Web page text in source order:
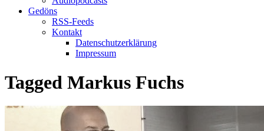
Gedöns
RSS-Feeds
Kontakt
Datenschutzerklärung
Impressum
Tagged Markus Fuchs